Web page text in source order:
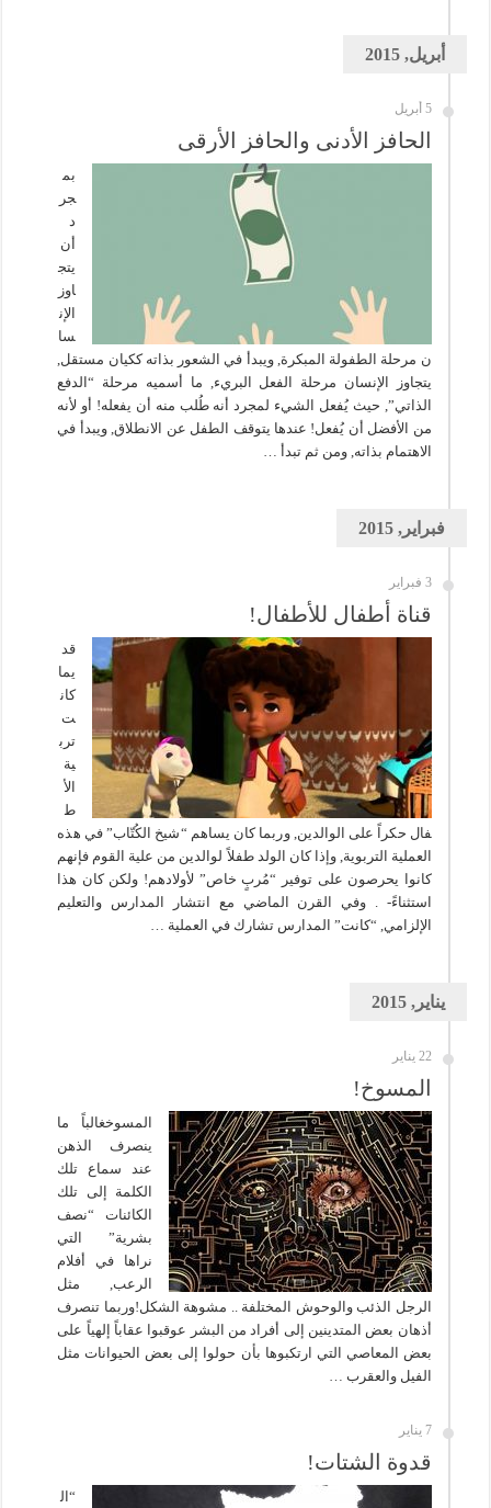
أبريل, 2015
5 أبريل
الحافز الأدنى والحافز الأرقى
بم
جر
د
أن
يتج
اوز
الإن
سا
ن مرحلة الطفولة المبكرة, ويبدأ في الشعور بذاته ككيان مستقل,
يتجاوز الإنسان مرحلة الفعل البريء, ما أسميه مرحلة “الدفع
الذاتي”, حيث يُفعل الشيء لمجرد أنه طُلب منه أن يفعله! أو لأنه
من الأفضل أن يُفعل! عندها يتوقف الطفل عن الانطلاق, ويبدأ في
الاهتمام بذاته, ومن ثم تبدأ …
فبراير, 2015
3 فبراير
قناة أطفال للأطفال!
قد
يما
كان
ت
ترب
ية
الأ
ط
فال حكراً على الوالدين, وربما كان يساهم “شيخ الكُتّاب” في هذه
العملية التربوية, وإذا كان الولد طفلاً لوالدين من علية القوم فإنهم
كانوا يحرصون على توفير “مُربٍ خاص” لأولادهم! ولكن كان هذا
استثناءً- . وفي القرن الماضي مع انتشار المدارس والتعليم
الإلزامي, “كانت” المدارس تشارك في العملية …
يناير, 2015
22 يناير
المسوخ!
المسوخغالباً ما
ينصرف الذهن
عند سماع تلك
الكلمة إلى تلك
الكائنات “نصف
بشرية” التي
نراها في أفلام
الرعب, مثل
الرجل الذئب والوحوش المختلفة .. مشوهة الشكل!وربما تنصرف
أذهان بعض المتدينين إلى أفراد من البشر عوقبوا عقاباً إلهياً على
بعض المعاصي التي ارتكبوها بأن حولوا إلى بعض الحيوانات مثل
الفيل والعقرب …
7 يناير
قدوة الشتات!
“ال